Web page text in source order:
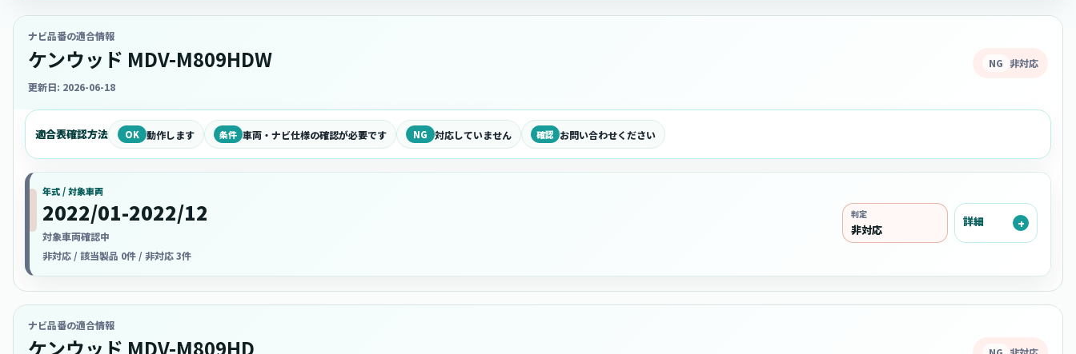
ナビ品番の適合情報
ケンウッド MDV-M809HDW
更新日: 2026-06-18
NG 非対応
適合表確認方法 OK 動作します 条件 車両・ナビ仕様の確認が必要です NG 対応していません 確認 お問い合わせください
年式 / 対象車両
2022/01-2022/12
対象車両確認中
非対応 / 該当製品 0件 / 非対応 3件
判定
非対応
詳細
ナビ品番の適合情報
ケンウッド MDV-M809HD